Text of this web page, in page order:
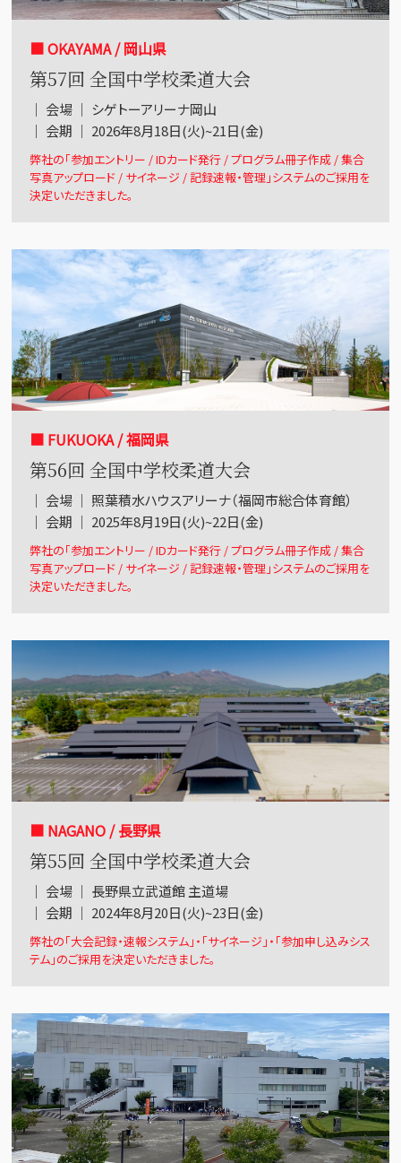
■ OKAYAMA / 岡山県
第57回 全国中学校柔道大会
｜ 会場 ｜ シゲトーアリーナ岡山
｜ 会期 ｜ 2026年8月18日(火)~21日(金)
弊社の「参加エントリー / IDカード発行 / プログラム冊子作成 / 集合
写真アップロード / サイネージ / 記録速報・管理」システムのご採用を
決定いただきました。
■ FUKUOKA / 福岡県
第56回 全国中学校柔道大会
｜ 会場 ｜ 照葉積水ハウスアリーナ（福岡市総合体育館）
｜ 会期 ｜ 2025年8月19日(火)~22日(金)
弊社の「参加エントリー / IDカード発行 / プログラム冊子作成 / 集合
写真アップロード / サイネージ / 記録速報・管理」システムのご採用を
決定いただきました。
■ NAGANO / 長野県
第55回 全国中学校柔道大会
｜ 会場 ｜ 長野県立武道館 主道場
｜ 会期 ｜ 2024年8月20日(火)~23日(金)
弊社の「大会記録・速報システム」・「サイネージ」・「参加申し込みシス
テム」のご採用を決定いただきました。